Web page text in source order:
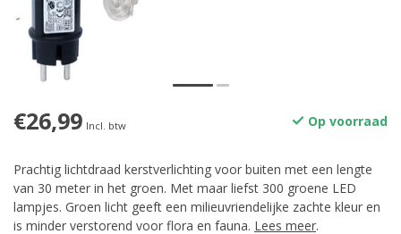
€26,99 Incl. btw Op voorraad
Prachtig lichtdraad kerstverlichting voor buiten met een lengte
van 30 meter in het groen. Met maar liefst 300 groene LED
lampjes. Groen licht geeft een milieuvriendelijke zachte kleur en
is minder verstorend voor flora en fauna. Lees meer.